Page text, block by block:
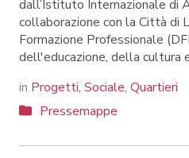
dall’Istituto Internazionale di
collaborazione con la Città di
Formazione Professionale
dell'educazione, della cultura
in Progetti, Sociale, Quartieri
Pressemappe